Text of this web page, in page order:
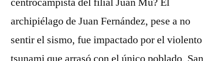
archipiélago de Juan Fernández, pese a no
sentir el sismo, fue impactado por el violento